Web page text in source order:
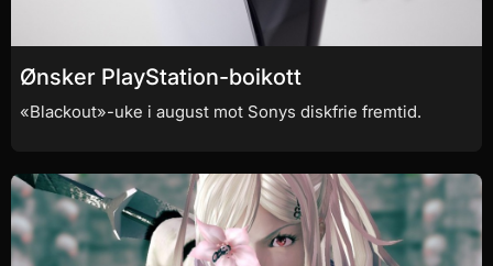
Ønsker PlayStation-boikott
«Blackout»-uke i august mot Sonys diskfrie fremtid.